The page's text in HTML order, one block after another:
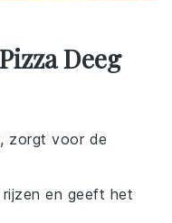
Deeg
zorgt voor de
en geeft het